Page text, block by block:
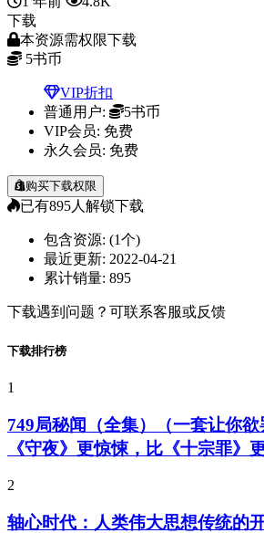
下载
本资源需权限下载
5书币
VIP折扣
普通用户:
5书币
VIP会员: 免费
永久会员: 免费
购买下载权限
已有895人解锁下载
包含资源: (1个)
最近更新: 2022-04-21
累计销量: 895
下载遇到问题？可联系客服或反馈
下载排行榜
1
749局秘闻（全集）（一套让你
《守夜》更惊悚，比《十宗罪》
2
轴心时代：人类伟大思想传统的